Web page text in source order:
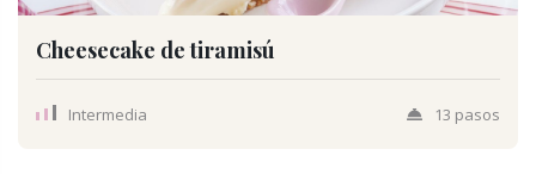
Cheesecake de tiramisú
Intermedia 13 pasos